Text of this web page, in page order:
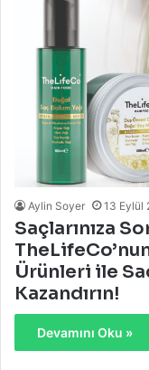
Aylin Soyer 13 Eylül
Saçlarınıza
Ürünleri ile
Kazandırın!
Devamını Oku »